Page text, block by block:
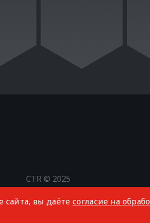
CTR © 2025
сайта, вы даёте согласие на